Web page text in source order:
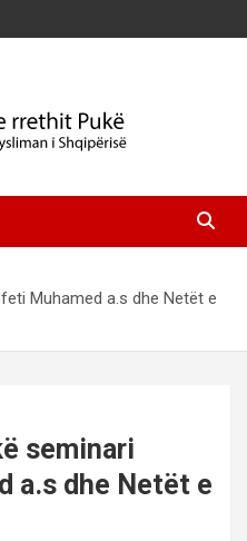
Zyrtare
Muhamed a.s dhe Netët e
seminari
a.s dhe Netët e